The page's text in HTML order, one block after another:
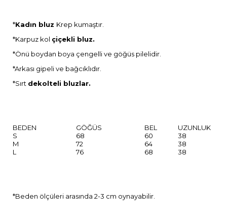
*Kadın bluz Krep kumaştır.
*Karpuz kol çiçekli bluz.
*Önü boydan boya çengelli ve göğüs pilelidir.
*Arkası gipeli ve bağcıklıdır.
*Sırt dekolteli bluzlar.
BEDEN GÖĞÜS BEL
UZUNLUK
S
68 60
38
M
72 64
38
L
76 68 38
*Beden ölçüleri arasında 2-3 cm oynayabilir.